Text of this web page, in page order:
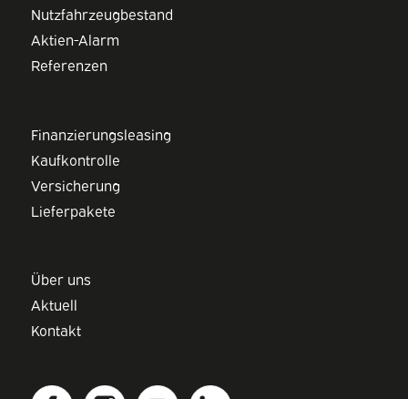
Nutzfahrzeugbestand
Aktien-Alarm
Referenzen
Finanzierungsleasing
Kaufkontrolle
Versicherung
Lieferpakete
Über uns
Aktuell
Kontakt